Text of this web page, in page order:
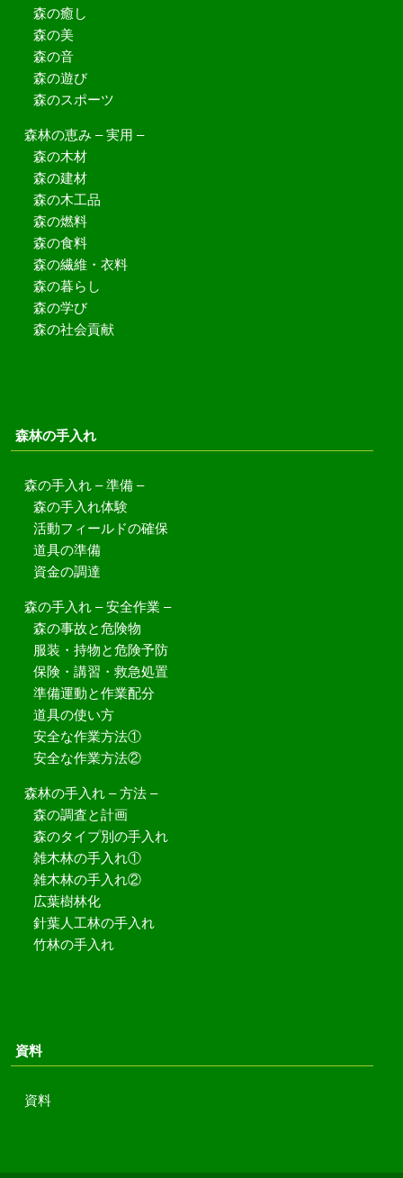
森の癒し
森の美
森の音
森の遊び
森のスポーツ
森林の恵み – 実用 –
森の木材
森の建材
森の木工品
森の燃料
森の食料
森の繊維・衣料
森の暮らし
森の学び
森の社会貢献
森林の手入れ
森の手入れ – 準備 –
森の手入れ体験
活動フィールドの確保
道具の準備
資金の調達
森の手入れ – 安全作業 –
森の事故と危険物
服装・持物と危険予防
保険・講習・救急処置
準備運動と作業配分
道具の使い方
安全な作業方法①
安全な作業方法②
森林の手入れ – 方法 –
森の調査と計画
森のタイプ別の手入れ
雑木林の手入れ①
雑木林の手入れ②
広葉樹林化
針葉人工林の手入れ
竹林の手入れ
資料
資料